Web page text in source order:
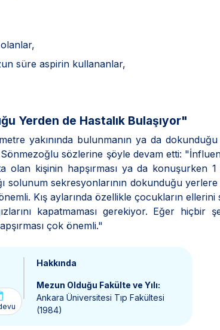
süre aspirin kullananlar,
Yerden de Hastalık Bulaşıyor"
yakınında bulunmanın ya da
Sönmezoğlu sözlerine şöyle devam etti:
olan kişinin hapşırması ya da konuşurken 1
solunum sekresyonlarının dokunduğu
Kış aylarında özellikle çocukların ellerini
kapatmaması gerekiyor. Eğer hiçbir
çok önemli."
Hakkında
Mezun Olduğu Fakülte ve Yılı:
Ankara Üniversitesi Tıp Fakültesi
(1984)